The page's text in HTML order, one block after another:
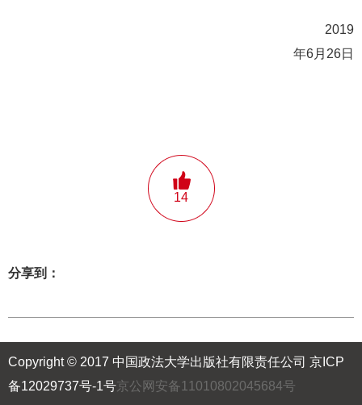
2019
年6月26日
14
分享到：
Copyright © 2017 中国政法大学出版社有限责任公司 京ICP
备12029737号-1号京公网安备11010802045684号